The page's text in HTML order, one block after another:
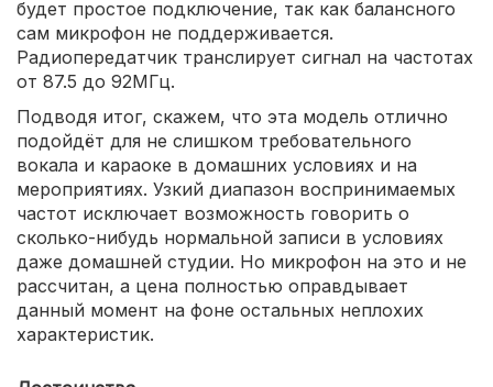
будет простое подключение, так как балансного
сам микрофон не поддерживается.
Радиопередатчик транслирует сигнал на частотах
от 87.5 до 92МГц.
Подводя итог, скажем, что эта модель отлично
подойдёт для не слишком требовательного
вокала и караоке в домашних условиях и на
мероприятиях. Узкий диапазон воспринимаемых
частот исключает возможность говорить о
сколько-нибудь нормальной записи в условиях
даже домашней студии. Но микрофон на это и не
рассчитан, а цена полностью оправдывает
данный момент на фоне остальных неплохих
характеристик.